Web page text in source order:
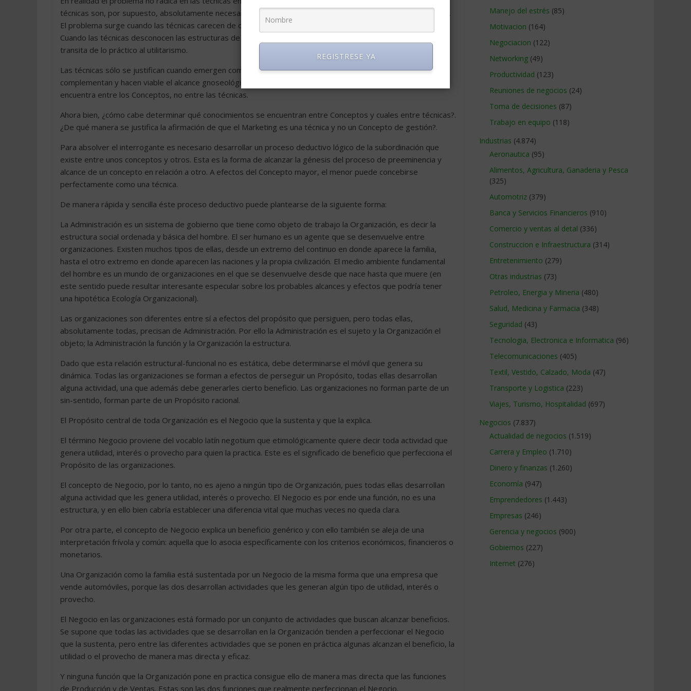
técnicas son, por supuesto, absolutamente necesarias y útiles para los propósitos de gobierno organizacional.
El problema surge cuando las técnicas carecen de otros fundamentos que no sean estrictamente los propios.
Cuando las técnicas desconocen las estructuras de las que forman parte y se vuelven autosuficientes, se
transita de lo práctico al utilitarismo.
Las técnicas sólo se justifican cuando emergen como una necesidad funcional de los Conceptos, cuando
complementan y hacen viable el alcance gnoseológico de aquellos. El conocimiento estructurado e integral se
encuentra entre los Conceptos, no entre las técnicas.
Ahora bien, ¿cómo cabe determinar qué conocimientos se encuentran entre Conceptos y cuales entre técnicas?.
¿De qué manera se justifica la afirmación de que el Marketing es una técnica y no un Concepto de gestión?.
Para absolver el interrogante es necesario desarrollar un proceso deductivo lógico de la subordinación que
existe entre unos conceptos y otros. Esta es la forma de alcanzar la génesis del proceso de preeminencia y
alcance de un concepto en relación a otro. A efectos del Concepto mayor, el menor puede concebirse
perfectamente como una técnica.
De manera rápida y sencilla éste proceso deductivo puede plantearse de la siguiente forma:
La Administración es un sistema de gobierno que tiene como objeto de trabajo la Organización, es decir la
estructura social ordenada y básica del hombre. El ser humano es un agente que se desenvuelve entre
organizaciones. Existen muchos tipos de ellas, desde un extremo del continuo en donde aparece la familia,
hasta el otro extremo en donde aparecen las naciones y la propia civilización. El medio ambiente fundamental
del hombre es un mundo de organizaciones en el que se desenvuelve desde que nace hasta que muere (en
este sentido puede resultar interesante especular sobre los probables alcances y efectos que podría tener
una hipotética Ecología Organizacional).
Las organizaciones son diferentes entre sí a efectos del propósito que persiguen, pero todas ellas,
absolutamente todas, precisan de Administración. Por ello la Administración es el sujeto y la Organización el
objeto; la Administración la función y la Organización la estructura.
Dado que esta relación estructural-funcional no es estática, debe determinarse el móvil que genera su
dinámica. Todas las organizaciones se forman a efectos de perseguir un Propósito, todas ellas desarrollan
alguna actividad, una que además debe generarles cierto beneficio. Las organizaciones no forman parte de un
sin-sentido, forman parte de un Propósito racional.
El Propósito central de toda Organización es el Negocio que la sustenta y que la explica.
El término Negocio proviene del vocablo latín negotium que etimológicamente quiere decir toda actividad que
genera utilidad, interés o provecho para quien la practica. Este es el significado de beneficio que perfecciona el
Propósito de las organizaciones.
El concepto de Negocio, por lo tanto, no es ajeno a ningún tipo de Organización, pues todas ellas desarrollan
alguna actividad que les genera utilidad, interés o provecho. El Negocio es por ende una función, no es una
estructura, y en ello bien cabría establecer una diferencia vital que muchas veces no queda clara.
Por otra parte, el concepto de Negocio explica un beneficio genérico y con ello también se aleja de una
interpretación frívola y común: aquella que lo asocia específicamente con los criterios económicos, financieros o
monetarios.
Una Organización como la familia está sustentada por un Negocio de la misma forma que una empresa que
vende automóviles, porque las dos desarrollan actividades que les generan algún tipo de utilidad, interés o
provecho.
El Negocio en las organizaciones está formado por un conjunto de actividades que buscan alcanzar beneficios.
Se supone que todas las actividades que se desarrollan en la Organización tienden a perfeccionar el Negocio
que la sustenta, pero entre las diferentes actividades que se ponen en práctica algunas alcanzan el beneficio, la
utilidad o el provecho de manera mas directa y eficaz.
Y ninguna función que la Organización pone en practica consigue ello de manera mas directa que las funciones
de Producción y de Ventas. Estas son las dos funciones que realmente perfeccionan el Negocio.
Manejo del estrés (85)
Motivacion (164)
Negociacion (122)
Networking (49)
Productividad (123)
Reuniones de negocios (24)
Toma de decisiones (87)
Trabajo en equipo (118)
Industrias (4.874)
Aeronautica (95)
Alimentos, Agricultura, Ganaderia y Pesca
(325)
Automotriz (379)
Banca y Servicios Financieros (910)
Comercio y ventas al detal (336)
Construccion e Infraestructura (314)
Entretenimiento (279)
Otras industrias (73)
Petroleo, Energia y Mineria (480)
Salud, Medicina y Farmacia (348)
Seguridad (43)
Tecnologia, Electronica e Informatica (96)
Telecomunicaciones (405)
Textil, Vestido, Calzado, Moda (47)
Transporte y Logistica (223)
Viajes, Turismo, Hospitalidad (697)
Negocios (7.837)
Actualidad de negocios (1.519)
Carrera y Empleo (1.710)
Dinero y finanzas (1.260)
Economía (947)
Emprendedores (1.443)
Empresas (246)
Gerencia y negocios (900)
Gobiernos (227)
Internet (276)
REGISTRESE YA